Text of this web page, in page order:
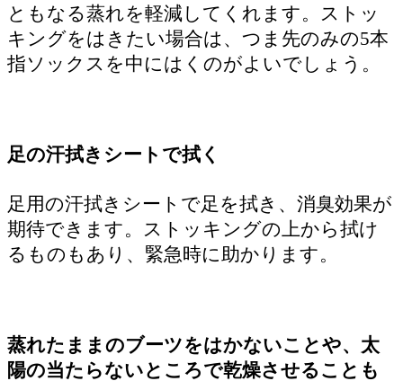
ともなる蒸れを軽減してくれます。ストッ
キングをはきたい場合は、つま先のみの5本
指ソックスを中にはくのがよいでしょう。
足の汗拭きシートで拭く
足用の汗拭きシートで足を拭き、消臭効果が
期待できます。ストッキングの上から拭け
るものもあり、緊急時に助かります。
蒸れたままのブーツをはかないことや、太
陽の当たらないところで乾燥させることも